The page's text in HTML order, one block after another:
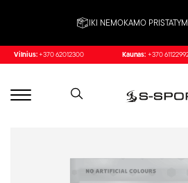
IKI NEMOKAMO
Vilnius: +370 62012300 Kaunas: +370